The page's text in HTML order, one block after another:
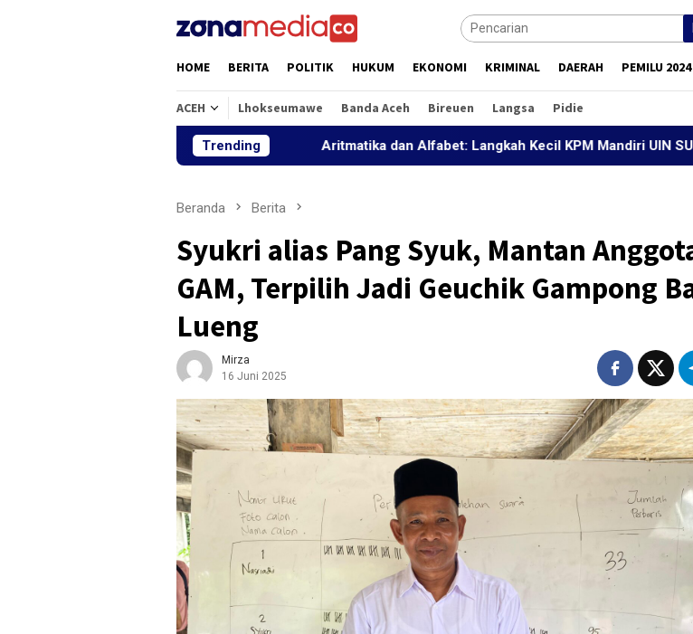
HOME BERITA POLITIK HUKUM EKONOMI KRIMINAL DAERAH PEMILU 2024
ACEH Lhokseumawe Banda Aceh Bireuen Langsa Pidie
TrendingAritmatika dan Alfabet: Langkah Kecil KPM Mandiri UIN SUNA
Beranda Berita
Syukri alias Pang Syuk, Mantan
GAM, Terpilih Jadi Geuchik Gampong
Lueng
Mirza
16 Juni 2025